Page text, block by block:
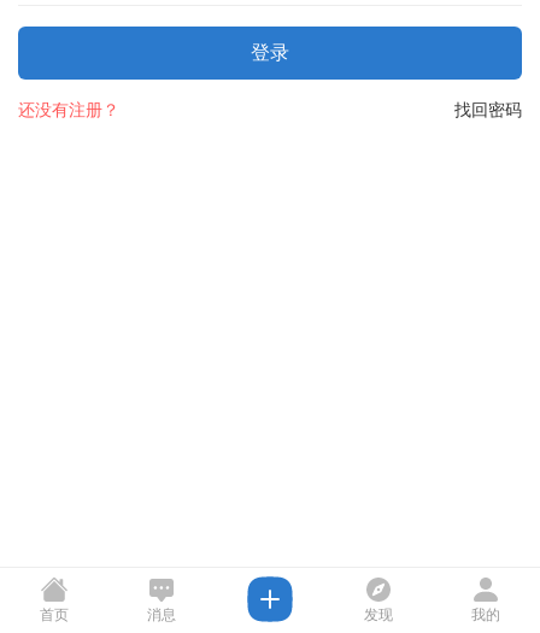
登录
找回密码
还没有注册？
首页 消息 发现 我的